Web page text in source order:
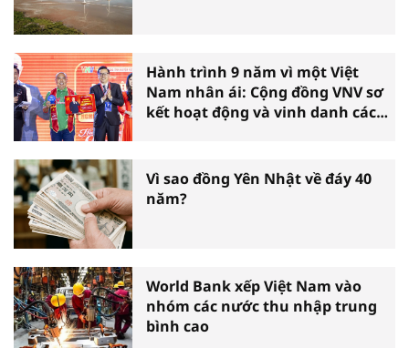
Hành trình 9 năm vì một Việt
Nam nhân ái: Cộng đồng VNV sơ
kết hoạt động và vinh danh các
Vì sao đồng Yên Nhật về đáy 40
năm?
World Bank xếp Việt Nam vào
nhóm các nước thu nhập trung
bình cao